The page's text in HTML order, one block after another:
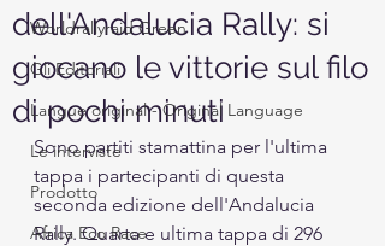
Worldrallyraid Green
Gli Editoriali
Langue original - Original Language
Le interviste
Prodotto
Africa Eco Race
dell'Andalucia Rally: si
giocano le vittorie sul filo
di pochi minuti
Sono partiti stamattina per l'ultima
tappa i partecipanti di questa
seconda edizione dell'Andalucia
Rally. Quarta e ultima tappa di 296